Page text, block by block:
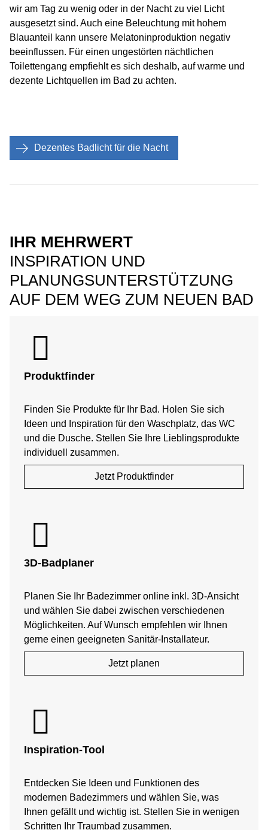
wir am Tag zu wenig oder in der Nacht zu viel Licht
ausgesetzt sind. Auch eine Beleuchtung mit hohem
Blauanteil kann unsere Melatoninproduktion negativ
beeinflussen. Für einen ungestörten nächtlichen
Toilettengang empfiehlt es sich deshalb, auf warme und
dezente Lichtquellen im Bad zu achten.
Dezentes Badlicht für die Nacht
IHR MEHRWERT
INSPIRATION UND
PLANUNGSUNTERSTÜTZUNG
AUF DEM WEG ZUM NEUEN BAD
Produktfinder
Finden Sie Produkte für Ihr Bad. Holen Sie sich
Ideen und Inspiration für den Waschplatz, das WC
und die Dusche. Stellen Sie Ihre Lieblingsprodukte
individuell zusammen.
Jetzt Produktfinder
3D-Badplaner
Planen Sie Ihr Badezimmer online inkl. 3D-Ansicht
und wählen Sie dabei zwischen verschiedenen
Möglichkeiten. Auf Wunsch empfehlen wir Ihnen
gerne einen geeigneten Sanitär-Installateur.
Jetzt planen
Inspiration-Tool
Entdecken Sie Ideen und Funktionen des
modernen Badezimmers und wählen Sie, was
Ihnen gefällt und wichtig ist. Stellen Sie in wenigen
Schritten Ihr Traumbad zusammen.